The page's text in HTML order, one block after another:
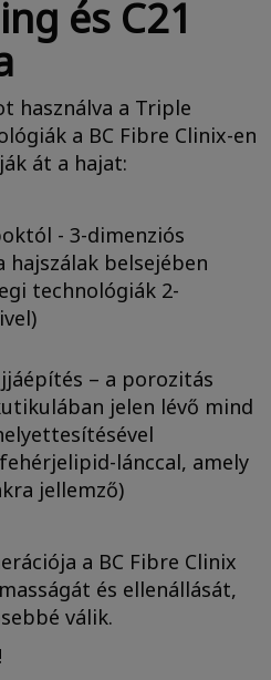
és C21
használva a Triple
a BC Fibre Clinix-en
át a hajat:
- 3-dimenziós
hajszálak belsejében
technológiák 2-
– a porozitás
jelen lévő mind
lánccal, amely
jellemző)
a BC Fibre Clinix
és ellenállását,
válik.